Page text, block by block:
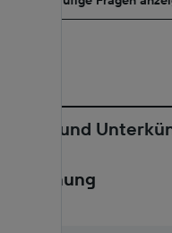
Hotels und
Entfernung